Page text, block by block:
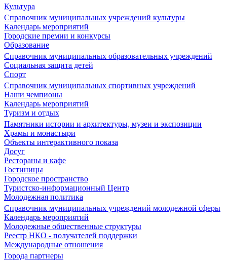
Культура
Справочник муниципальных учреждений культуры
Календарь мероприятий
Городские премии и конкурсы
Образование
Справочник муниципальных образовательных учреждений
Социальная защита детей
Спорт
Справочник муниципальных спортивных учреждений
Наши чемпионы
Календарь мероприятий
Туризм и отдых
Памятники истории и архитектуры, музеи и экспозиции
Храмы и монастыри
Объекты интерактивного показа
Досуг
Рестораны и кафе
Гостиницы
Городское пространство
Туристско-информационный Центр
Молодежная политика
Справочник муниципальных учреждений молодежной сферы
Календарь мероприятий
Молодежные общественные структуры
Реестр НКО - получателей поддержки
Международные отношения
Города партнеры